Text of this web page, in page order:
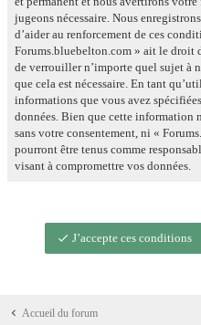
jugeons nécessaire. Nous
d’aider au renforcement de ces
Forums.bluebelton.com » ait le droit
de verrouiller n’importe quel sujet à
que cela est nécessaire. En tant
informations que vous avez
données. Bien que cette information
sans votre consentement, ni «
pourront être tenus comme
visant à compromettre vos données.
J’accepte ces conditions
Accueil du forum